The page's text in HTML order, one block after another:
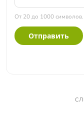
От 20 до 1000
Отправить